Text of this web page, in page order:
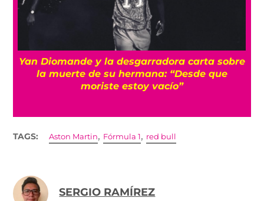
Yan Diomande y la desgarradora carta sobre
la muerte de su hermana: “Desde que
moriste estoy vacío”
TAGS: Aston Martin, Fórmula 1, red bull
SERGIO RAMÍREZ